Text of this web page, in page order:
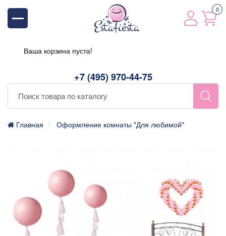
+7 (495) 970-44-75
0
Ваша корзина пуста!
Главная Оформление комнаты "Для любимой"